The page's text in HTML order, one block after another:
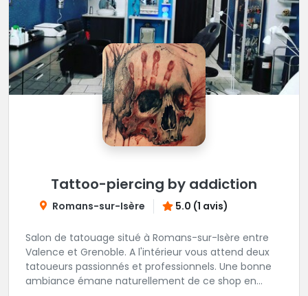
Tattoo-piercing by addiction
Romans-sur-Isère 5.0 (1 avis)
Salon de tatouage situé à Romans-sur-Isère entre
Valence et Grenoble. A l'intérieur vous attend deux
tatoueurs passionnés et professionnels. Une bonne
ambiance émane naturellement de ce shop en